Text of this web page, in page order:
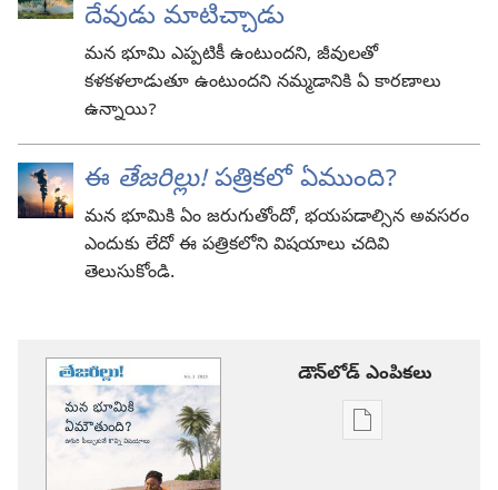
దేవుడు మాటిచ్చాడు
మన భూమి ఎప్పటికీ ఉంటుందని, జీవులతో
కళకళలాడుతూ ఉంటుందని నమ్మడానికి ఏ కారణాలు
ఉన్నాయి?
ఈ తేజరిల్లు!పత్రికలో ఏముంది?
మన భూమికి ఏం జరుగుతోందో, భయపడాల్సిన అవసరం
ఎందుకు లేదో ఈ పత్రికలోని విషయాలు చదివి
తెలుసుకోండి.
డౌన్‌లోడ్‌ ఎంపికలు
ప్రచురణల